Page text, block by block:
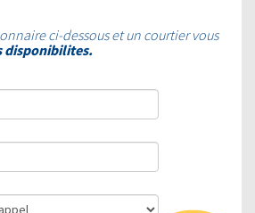
ci-dessous et un courtier vous
disponibilites.